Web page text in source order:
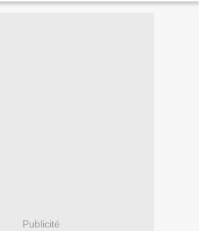
Publicité